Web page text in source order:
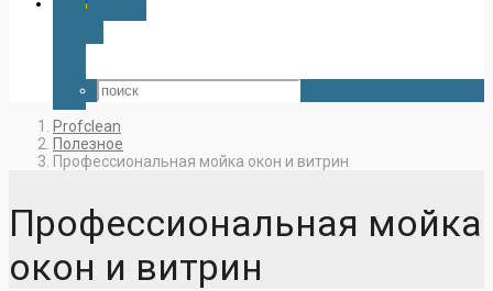
Profclean
Полезное
Профессиональная мойка окон и витрин
Профессиональная мойка
окон и витрин